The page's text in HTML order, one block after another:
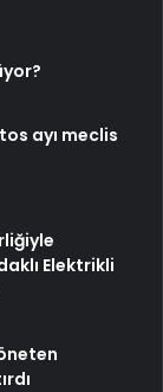
ayı meclis
Elektrikli